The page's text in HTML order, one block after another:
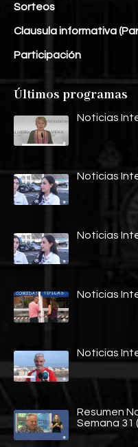
Sorteos
Clausula informativa
Participación
Últimos programas
Noticias
Noticias
Noticias
Noticias
Noticias
Resumen
Semana 31